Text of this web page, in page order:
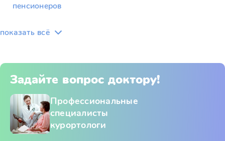
пенсионеров
показать всё
Задайте вопрос доктору!
Профессиональные
специалисты
курортологи